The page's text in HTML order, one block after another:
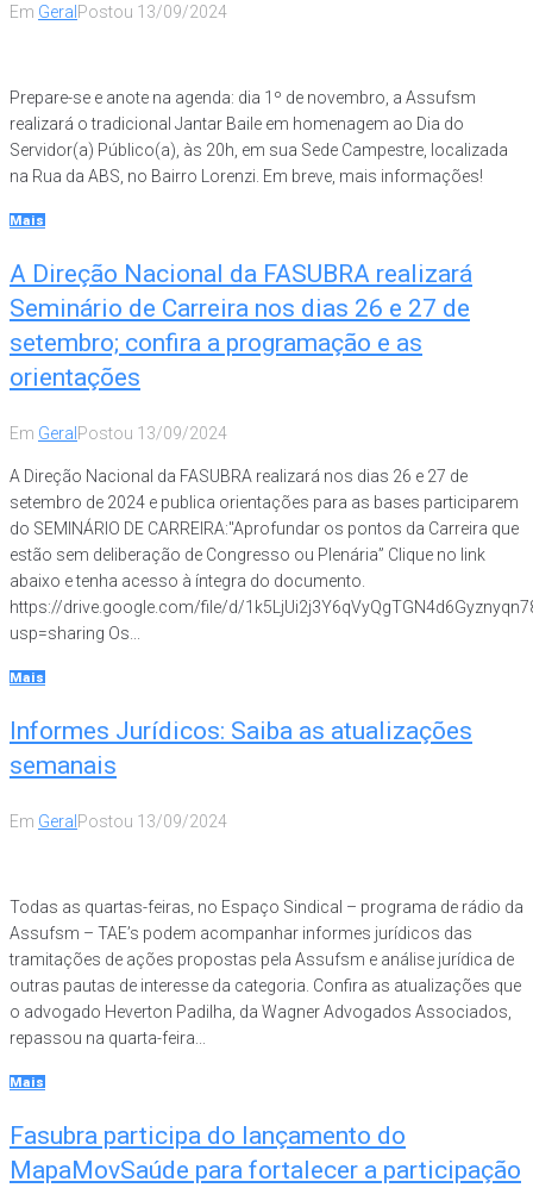
Em Geral Postou 13/09/2024
Prepare-se e anote na agenda: dia 1º de novembro, a Assufsm
realizará o tradicional Jantar Baile em homenagem ao Dia do
Servidor(a) Público(a), às 20h, em sua Sede Campestre, localizada
na Rua da ABS, no Bairro Lorenzi. Em breve, mais informações!
Mais
A Direção Nacional da FASUBRA realizará
Seminário de Carreira nos dias 26 e 27 de
setembro; confira a programação e as
orientações
Em Geral Postou 13/09/2024
A Direção Nacional da FASUBRA realizará nos dias 26 e 27 de
setembro de 2024 e publica orientações para as bases participarem
do SEMINÁRIO DE CARREIRA:"Aprofundar os pontos da Carreira que
estão sem deliberação de Congresso ou Plenária” Clique no link
abaixo e tenha acesso à íntegra do documento.
https://drive.google.com/file/d/
usp=sharing Os...
Mais
Informes Jurídicos: Saiba as atualizações
semanais
Em Geral Postou 13/09/2024
Todas as quartas-feiras, no Espaço Sindical – programa de rádio da
Assufsm – TAE’s podem acompanhar informes jurídicos das
tramitações de ações propostas pela Assufsm e análise jurídica de
outras pautas de interesse da categoria. Confira as atualizações que
o advogado Heverton Padilha, da Wagner Advogados Associados,
repassou na quarta-feira...
Mais
Fasubra participa do lançamento do
MapaMovSaúde para fortalecer a participação